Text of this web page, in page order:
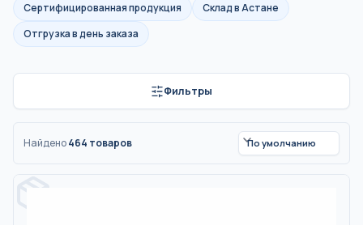
Сертифицированная продукция
Склад в Астане
Отгрузка в день заказа
Фильтры
Найдено464 товаров